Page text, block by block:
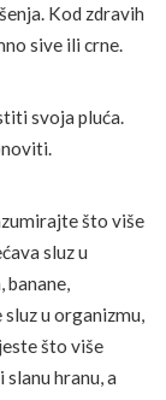
Kod zdravih
sive ili crne.
svoja pluća.
što više
sluz u
banane,
u organizmu,
što više
hranu, a